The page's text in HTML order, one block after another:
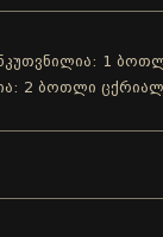
1
2 ბოთლი